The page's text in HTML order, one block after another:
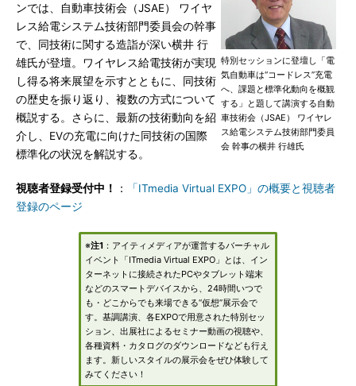
特別セッションに登壇し「電
気自動車は“コードレス”充電
へ、課題と標準化動向を概観
する」と題して講演する自動
車技術会（JSAE） ワイヤレ
ス給電システム技術部門委員
会 幹事の横井 行雄氏
ンでは、自動車技術会（JSAE） ワイヤ
レス給電システム技術部門委員会の幹事
で、同技術に関する造詣が深い横井 行
雄氏が登壇。ワイヤレス給電技術が実現
し得る将来展望を示すとともに、同技術
の歴史を振り返り、複数の方式について
概説する。さらに、最新の技術動向を紹
介し、EVの充電に向けた同技術の国際
標準化の状況を解説する。
視聴者登録受付中！ ：
「ITmedia Virtual EXPO」の概要と視聴者
登録のページ
※注1 ：アイティメディアが運営するバーチャル
イベント「ITmedia Virtual EXPO」とは、イン
ターネットに接続されたPCやタブレット端末
などのスマートデバイスから、24時間いつで
も・どこからでも来場できる“仮想”展示会で
す。基調講演、各EXPOで用意された特別セッ
ション、出展社によるセミナー動画の視聴や、
各種資料・カタログのダウンロードなども行え
ます。新しいスタイルの展示会をぜひ体験して
みてください！